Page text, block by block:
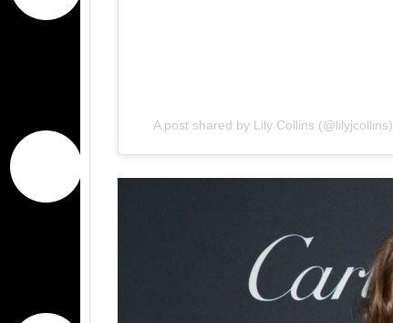
A post shared by Lily Collins (@lilyjcollins)